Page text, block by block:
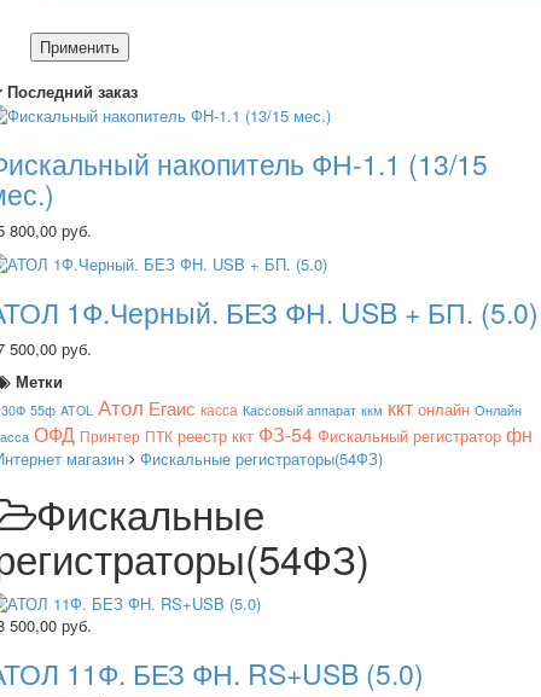
Применить
Последний заказ
накопитель ФН-1.1 (13/15
800,00 руб.
1Ф.Черный. БЕЗ ФН. USB + БП. (5.0)
500,00 руб.
Метки
55ф ATOL Атол Егаис касса Кассовый аппарат ккм ккт онлайн Онлайн
ОФД Принтер ПТК реестр ккт ФЗ-54 Фискальный регистратор фн
магазин Фискальные регистраторы(54ФЗ)
Фискальные
500,00 руб.
11Ф. БЕЗ ФН. RS+USB (5.0)